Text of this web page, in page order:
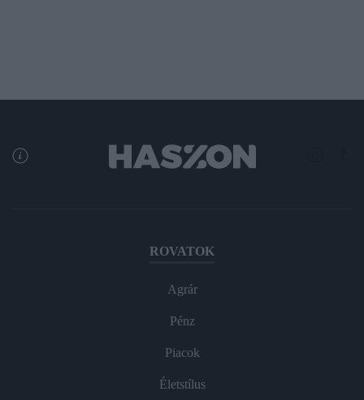
ROVATOK
Agrár
Pénz
Piacok
Életstílus